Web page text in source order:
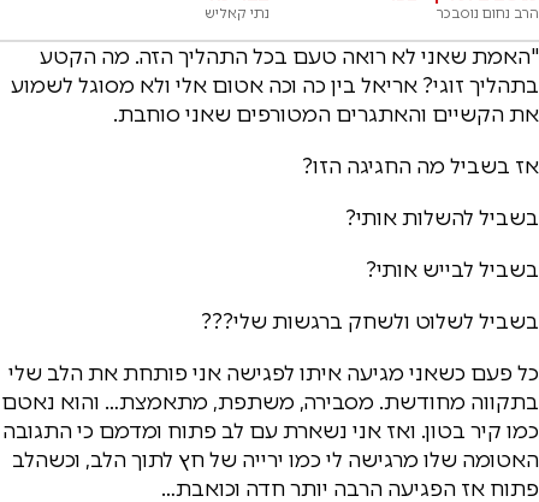
הרב נחום נוסבכר נתי קאליש
"האמת שאני לא רואה טעם בכל התהליך הזה. מה הקטע
בתהליך זוגי? אריאל בין כה וכה אטום אלי ולא מסוגל לשמוע
את הקשיים והאתגרים המטורפים שאני סוחבת.
אז בשביל מה החגיגה הזו?
בשביל להשלות אותי?
בשביל לבייש אותי?
בשביל לשלוט ולשחק ברגשות שלי???
כל פעם כשאני מגיעה איתו לפגישה אני פותחת את הלב שלי
בתקווה מחודשת. מסבירה, משתפת, מתאמצת… והוא נאטם
כמו קיר בטון. ואז אני נשארת עם לב פתוח ומדמם כי התגובה
האטומה שלו מרגישה לי כמו ירייה של חץ לתוך הלב, וכשהלב
פתוח אז הפגיעה הרבה יותר חדה וכואבת…